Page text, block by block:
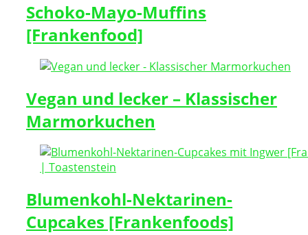
Schoko-Mayo-Muffins
[Frankenfood]
Vegan und lecker – Klassischer
Marmorkuchen
Blumenkohl-Nektarinen-
Cupcakes [Frankenfoods]